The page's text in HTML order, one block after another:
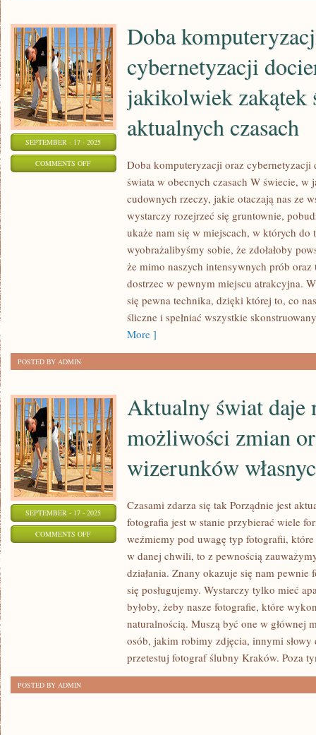
SEPTEMBER - 17 - 2025
COMMENTS OFFON
KOMPUTERYZACJI
CYBERNETYZACJI
JAKIKOLWIEK
Doba
cybernetyzacji
jakikolwiek zakątek
aktualnych czasach
Doba komputeryzacji oraz
świata w obecnych czasach W świecie, w
cudownych rzeczy, jakie otaczają nas ze
wystarczy rozejrzeć się gruntownie,
ukaże nam się w miejscach, w których do
wyobrażalibyśmy sobie, że zdołałoby
że mimo naszych intensywnych prób oraz
dostrzec w pewnym miejscu atrakcyjna.
się pewna technika, dzięki której to, co
śliczne i spełniać wszystkie
More ]
POSTED BY ADMIN
SEPTEMBER - 17 - 2025
COMMENTS OFFON
MOŻLIWOŚCI
ORAZ
KREOWANIA
Aktualny świat daje
możliwości zmian
wizerunków
Czasami zdarza się tak Porządnie jest
fotografia jest w stanie przybierać wiele
weźmiemy pod uwagę typ fotografii,
w danej chwili, to z pewnością
działania. Znany okazuje się nam pewnie
się posługujemy. Wystarczy tylko mieć
byłoby, żeby nasze fotografie, które
naturalnością. Muszą być one w głównej
osób, jakim robimy zdjęcia, innymi
przetestuj fotograf ślubny Kraków. Poza
POSTED BY ADMIN